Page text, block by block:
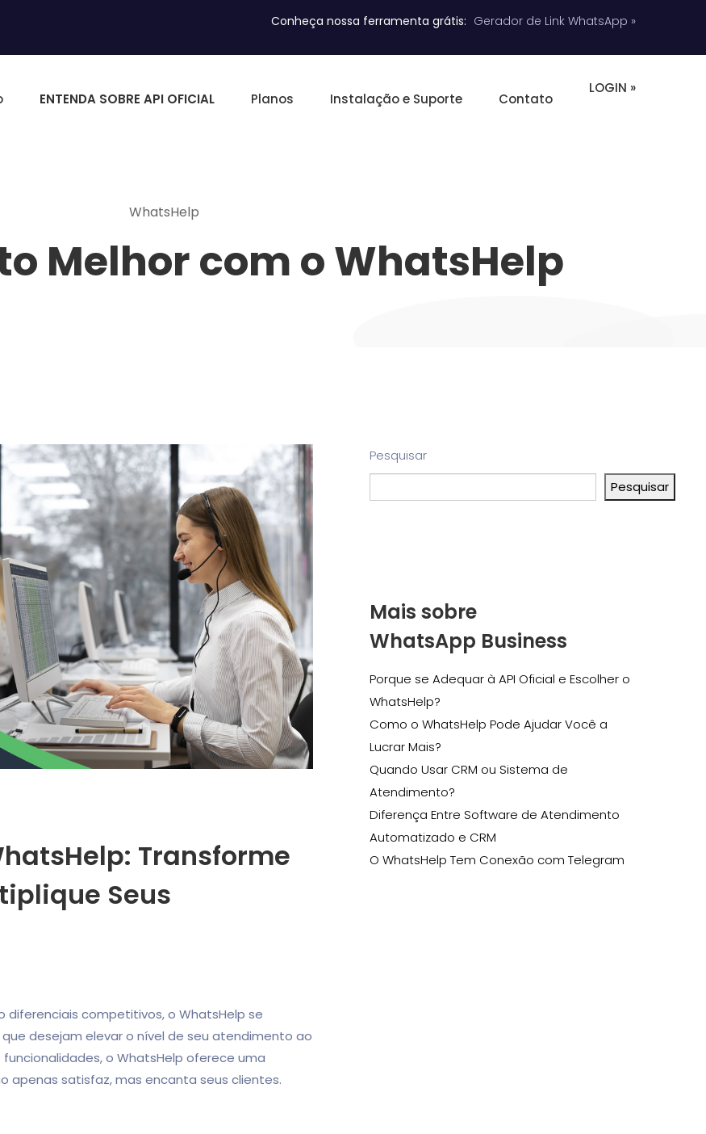
Conheça nossa ferramenta grátis: Gerador de Link WhatsApp »
ENTENDA SOBRE API OFICIAL Planos Instalação e Suporte Contato
LOGIN »
WhatsHelp
Melhor com o WhatsHelp
Transforme
Seus
diferenciais competitivos, o WhatsHelp se
desejam elevar o nível de seu atendimento ao
o WhatsHelp oferece uma
satisfaz, mas encanta seus clientes.
Pesquisar
Pesquisar
Mais sobre
WhatsApp Business
Porque se Adequar à API Oficial e Escolher o
WhatsHelp?
Como o WhatsHelp Pode Ajudar Você a
Lucrar Mais?
Quando Usar CRM ou Sistema de
Atendimento?
Diferença Entre Software de Atendimento
Automatizado e CRM
O WhatsHelp Tem Conexão com Telegram